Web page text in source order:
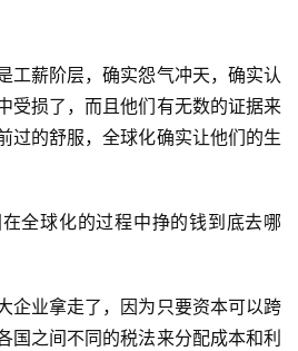
工薪阶层，确实怨气冲天，确实认
受损了，而且他们有无数的证据来
过的舒服，全球化确实让他们的生
全球化的过程中挣的钱到底去哪
企业拿走了，因为只要资本可以跨
国之间不同的税法来分配成本和利